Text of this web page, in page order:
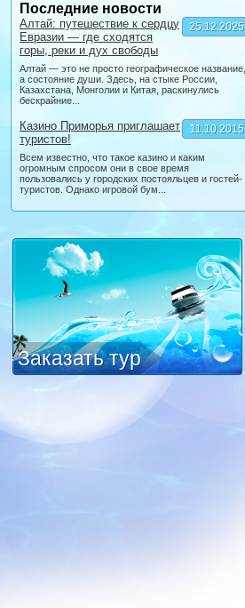
Последние новости
25.12.2025
Алтай: путешествие к сердцу
Евразии — где сходятся
горы, реки и дух свободы
Алтай — это не просто географическое название,
а состояние души. Здесь, на стыке России,
Казахстана, Монголии и Китая, раскинулись
бескрайние...
11.10.2015
Казино Приморья приглашает
туристов!
Всем известно, что такое казино и каким
огромным спросом они в свое время
пользовались у городских постояльцев и гостей-
туристов. Однако игровой бум...
Заказать тур